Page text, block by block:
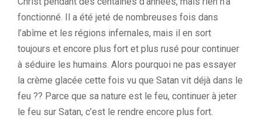
fonctionné. Il a été jeté de nombreuses fois dans
l’abîme et les régions infernales, mais il en sort
toujours et encore plus fort et plus rusé pour continuer
à séduire les humains. Alors pourquoi ne pas essayer
la crème glacée cette fois vu que Satan vit déjà dans le
feu ?? Parce que sa nature est le feu, continuer à jeter
le feu sur Satan, c’est le rendre encore plus fort.